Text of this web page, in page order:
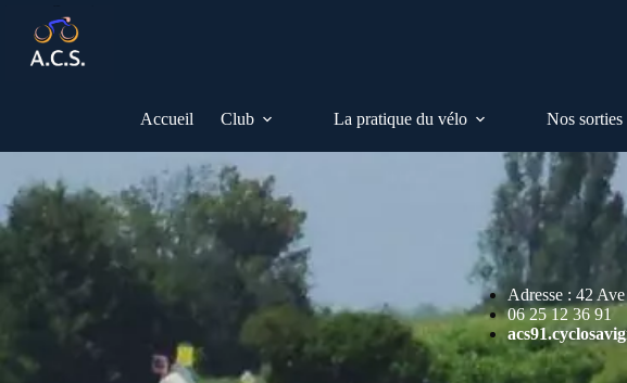
contenu
Accueil Club La pratique du vélo Nos sorties
Adresse : 42
06 25 12 36 91